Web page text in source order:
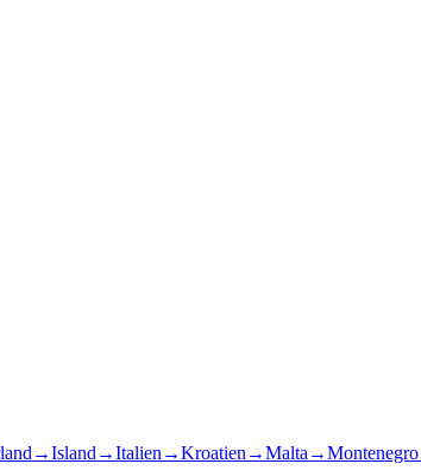
→Island →Italien →Kroatien →Malta →Montenegro